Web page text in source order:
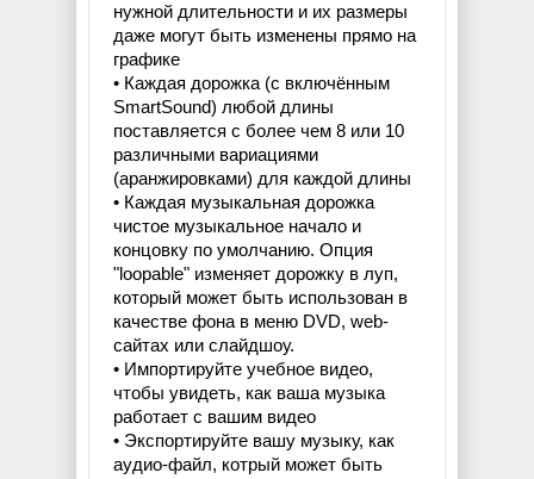
нужной длительности и их размеры
даже могут быть изменены прямо на
графике
• Каждая дорожка (с включённым
SmartSound) любой длины
поставляется с более чем 8 или 10
различными вариациями
(аранжировками) для каждой длины
• Каждая музыкальная дорожка
чистое музыкальное начало и
концовку по умолчанию. Опция
"loopable" изменяет дорожку в луп,
который может быть использован в
качестве фона в меню DVD, web-
сайтах или слайдшоу.
• Импортируйте учебное видео,
чтобы увидеть, как ваша музыка
работает с вашим видео
• Экспортируйте вашу музыку, как
аудио-файл, котрый может быть